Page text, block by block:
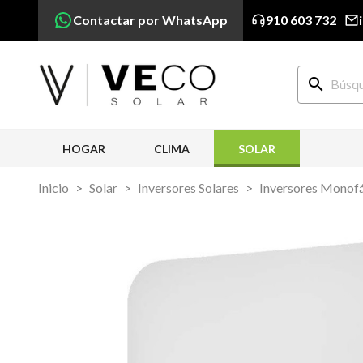
Contactar por WhatsApp 910 603 732
search
HOGAR CLIMA SOLAR
Inicio Solar Inversores Solares Inversores